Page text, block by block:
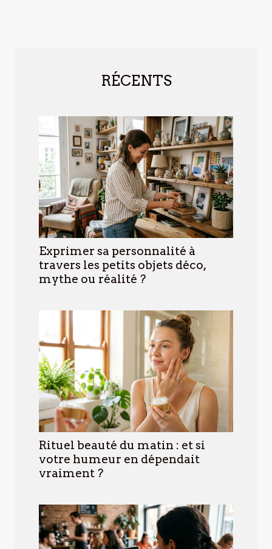
RÉCENTS
Exprimer sa personnalité à
travers les petits objets déco,
mythe ou réalité ?
Rituel beauté du matin : et si
votre humeur en dépendait
vraiment ?